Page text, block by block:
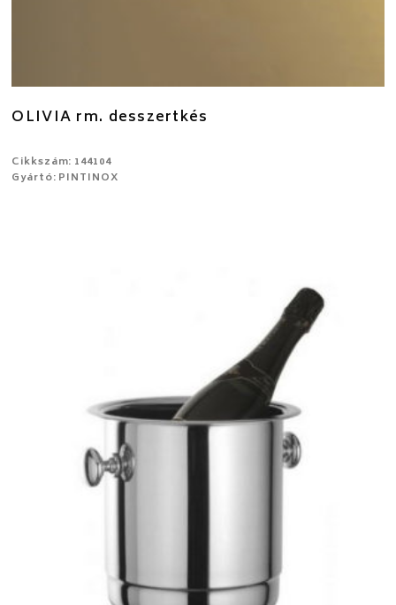
OLIVIA rm. desszertkés
Cikkszám: 144104
Gyártó: PINTINOX